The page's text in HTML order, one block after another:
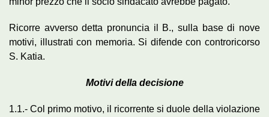
Ricorre avverso detta pronuncia il B., sulla base di nove
motivi, illustrati con memoria. Si difende con controricorso
S. Katia.
Motivi della decisione
1.1.- Col primo motivo, il ricorrente si duole della violazione